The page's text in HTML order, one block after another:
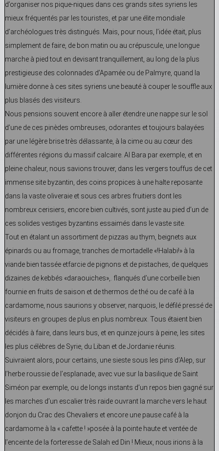
d’organiser nos pique-niques dans ces grands sites syriens les
mieux fréquentés par les touristes, et par une élite mondiale
d’archéologues très distingués. Mais, pour nous, l’idée était, plus
simplement de faire, de bon matin ou au crépuscule, une longue
marche à pied tout en devisant tranquillement, au long de la plus
prestigieuse des colonnades d’Apamée ou de Palmyre, quand la
lumière donne à ces sites syriens une beauté à couper le souffle aux
plus blasés des visiteurs.
Nous pensions souvent encore à aller étendre une nappe sur le sol
d’une de ces pinèdes ombreuses, odorantes et toujours balayées
par une légère brise très délassante, à la cime ou au cœur des
différentes régions du massif calcaire. Al Bara par exemple, et en
pleine chaleur, nous savions trouver, dans les vergers touffus de cet
immense site byzantin, des coins propices à une halte reposante
dans la vaste oliveraie et sous ces arbres fruitiers dont les
nombreux cerisiers, encore bien cultivés, sont juste au pied d’un de
ces solides vestiges byzantins essaimés dans le vaste site.
Tout en étalant un assortiment de pizzas au thym, beignets aux
épinards ou au fromage, tranches de mortadelle «!Halabi!» à la
viande bien tassée etfarcie de pignons et de pistaches, de quelques
dizaines de kebbés «daraouiches»,. flanqués d’une corbeille bien
fournie en fruits de saison et de thermos de thé ou de café à la
cardamome, nous saurions y observer, narquois, le défilé pressé de
visiteurs en groupes de plus en plus nombreux. Tous étaient bien
décidés à faire, dans leurs bus, et en quinze jours à peine, les sites
les plus célèbres de Syrie, du Liban et de Jordanie réunis.
Suivraient alors, pour certains, une sieste sous les pins d’Alep, sur
l’herbe roussie de l’esplanade, avec vue sur la basilique de Saint
Siméon par exemple, ou de longs instants d’un repos bien gagné sur
les marches d’un escalier très raide ouvrant la marche vers le haut
donjon du Crac des Chevaliers et encore une pause café à la
cardamome à la « cafette ! »posée à la pointe haute et ventée de
l’enceinte de la forteresse de Salah ed Din ! Mieux, nous irions à la